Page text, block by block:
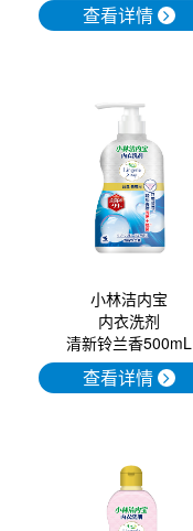
查看详情
小林洁内宝
内衣洗剂
清新铃兰香500mL
查看详情
暖宝宝